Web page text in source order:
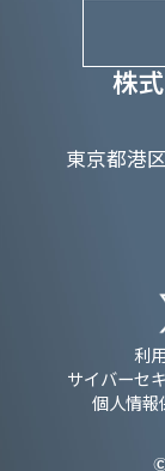
株
東京都港
利
サイバーセ
個人情報